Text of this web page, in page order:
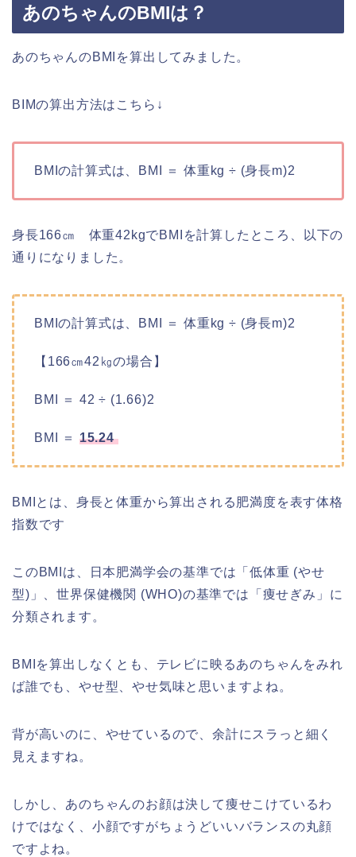
あのちゃんのBMIは？
あのちゃんのBMIを算出してみました。
BIMの算出方法はこちら↓
BMIの計算式は、BMI ＝ 体重kg ÷ (身長m)2
身長166㎝ 体重42kgでBMIを計算したところ、以下の
通りになりました。
BMIの計算式は、BMI ＝ 体重kg ÷ (身長m)2
【166㎝42㎏の場合】
BMI ＝ 42 ÷ (1.66)2
BMI ＝ 15.24
BMIとは、身長と体重から算出される肥満度を表す体格
指数です
このBMIは、日本肥満学会の基準では「低体重 (やせ
型)」、世界保健機関 (WHO)の基準では「痩せぎみ」に
分類されます。
BMIを算出しなくとも、テレビに映るあのちゃんをみれ
ば誰でも、やせ型、やせ気味と思いますよね。
背が高いのに、やせているので、余計にスラっと細く
見えますね。
しかし、あのちゃんのお顔は決して痩せこけているわ
けではなく、小顔ですがちょうどいいバランスの丸顔
ですよね。